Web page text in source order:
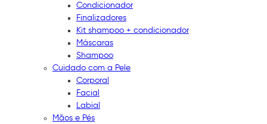
Condicionador
Finalizadores
Kit shampoo + condicionador
Máscaras
Shampoo
Cuidado com a Pele
Corporal
Facial
Labial
Mãos e Pés